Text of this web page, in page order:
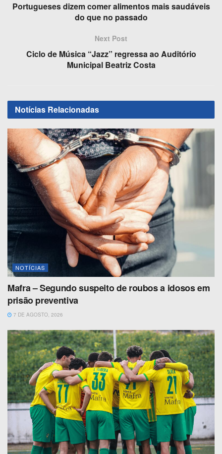
b
k
d
Portugueses dizem comer alimentos mais saudáveis
do que no passado
Next Post
Ciclo de Música “Jazz” regressa ao Auditório
Municipal Beatriz Costa
Notícias Relacionadas
NOTÍCIAS
Mafra – Segundo suspeito de roubos a idosos em
prisão preventiva
7 DE AGOSTO, 2026